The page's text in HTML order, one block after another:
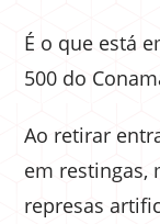
É o que está
500 do
Ao retirar
em restingas,
represas